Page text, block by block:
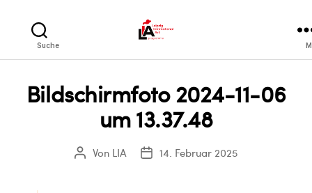
Suche
Bildschirmfoto 2024-11-06
um 13.37.48
Beitragsautor
Von LIA Veröffentlichungsdatum
14. Februar 2025